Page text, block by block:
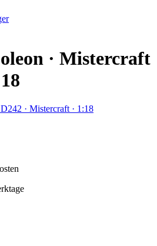
· Mistercraft